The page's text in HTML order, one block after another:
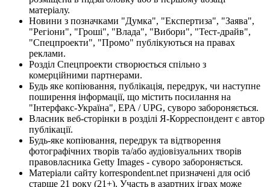
матеріалу.
Новини з позначками "Думка", "Експертиза", "Заява",
"Регіони", "Гроші", "Влада", "Вибори", "Тест-драйв",
"Спецпроекти", "Промо" публікуються на правах
реклами.
Розділ Спецпроекти створюється спільно з
комерційними партнерами.
Будь яке копіювання, публікація, передрук, чи наступне
поширення інформації, що містить посилання на
"Інтерфакс-Україна", EPA / UPG, суворо забороняється.
Власник веб-сторінки в розділі Я-Корреспондент є автор
публікації.
Будь-яке копіювання, передрук та відтворення
фотографічних творів та/або аудіовізуальних творів
правовласника Getty Images - суворо забороняється.
Матеріали сайту korrespondent.net призначені для осіб
старше 21 року (21+). Участь в азартних іграх може